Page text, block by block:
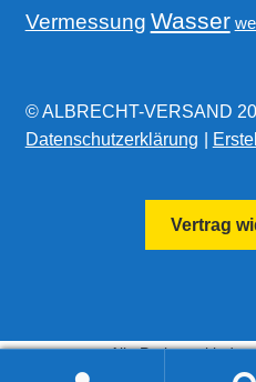
Vermessung Wasser
© ALBRECHT-VERSAND
Datenschutzerklärung
Vertrag
Alle Preise exkl. der